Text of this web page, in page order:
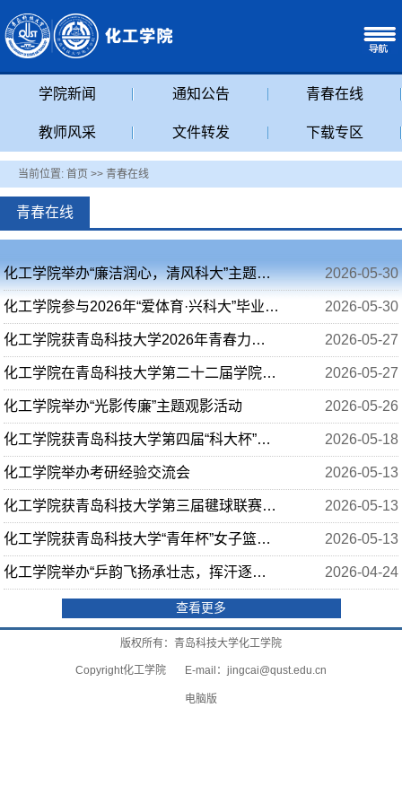
学院新闻 通知公告 青春在线
教师风采 文件转发 下载专区
当前位置: 首页 >> 青春在线
青春在线
化工学院举办“廉洁润心，清风科大”主题书画展 2026-05-30
化工学院参与2026年“爱体育·兴科大”毕业跑活动 2026-05-30
化工学院获青岛科技大学2026年青春力量挑战赛第二名 2026-05-27
化工学院在青岛科技大学第二十二届学院杯羽毛球比赛中获得第四名 2026-05-27
化工学院举办“光影传廉”主题观影活动 2026-05-26
化工学院获青岛科技大学第四届“科大杯”乒乓球联赛冠军 2026-05-18
化工学院举办考研经验交流会 2026-05-13
化工学院获青岛科技大学第三届毽球联赛第二名 2026-05-13
化工学院获青岛科技大学“青年杯”女子篮球赛第二名 2026-05-13
化工学院举办“乒韵飞扬承壮志，挥汗逐梦绽芳华”乒乓球选拔赛 2026-04-24
查看更多
版权所有：青岛科技大学化工学院
Copyright化工学院 E-mail： jingcai@qust.edu.cn
电脑版